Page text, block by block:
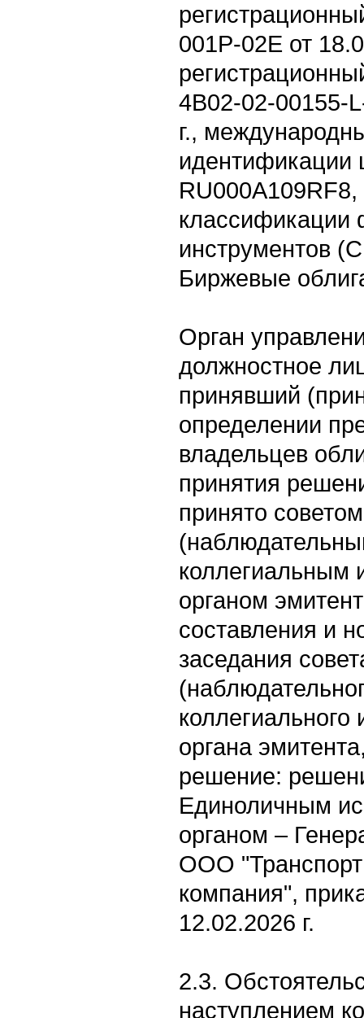
001P-02E от
4B02-02-00155-
г.,
идентификации
классификации
инструментов
Биржевые
Орган
должностное
принявший
определении
владельцев
принятия
принято
коллегиальным
органом
составления и
заседания
коллегиального
органа
решение:
Единоличным
органом –
ООО
компания",
12.02.2026 г.
2.3.
наступлением